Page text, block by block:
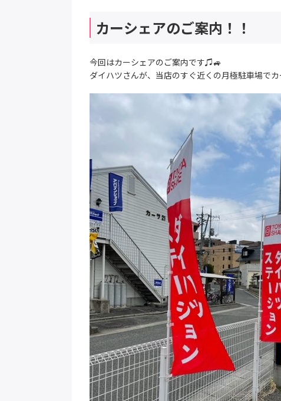
カーシェアのご案内！！
今回はカーシェアのご案内です♫🚙
ダイハツさんが、当店のすぐ近くの月極駐車場で